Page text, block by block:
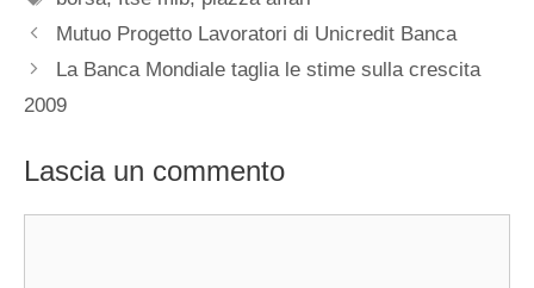
Mutuo Progetto Lavoratori di Unicredit Banca
La Banca Mondiale taglia le stime sulla crescita
2009
Lascia un commento